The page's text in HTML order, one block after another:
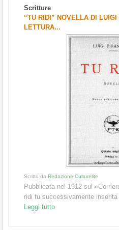
Scritture
“TU RIDI” NOVELLA DI
LETTURA...
Scritto da Redazione Culturelite
Pubblicata nel 1912 sul
ridi fu successivamente
Leggi tutto